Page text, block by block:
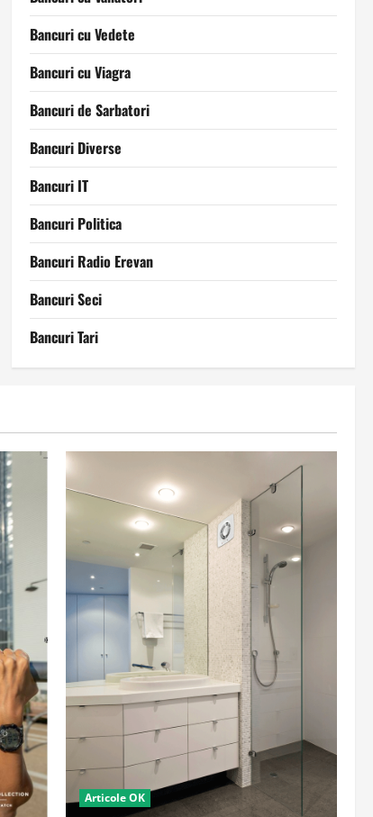
Bancuri cu Vedete
Bancuri cu Viagra
Bancuri de Sarbatori
Bancuri Diverse
Bancuri IT
Bancuri Politica
Bancuri Radio Erevan
Bancuri Seci
Bancuri Tari
Articole OK